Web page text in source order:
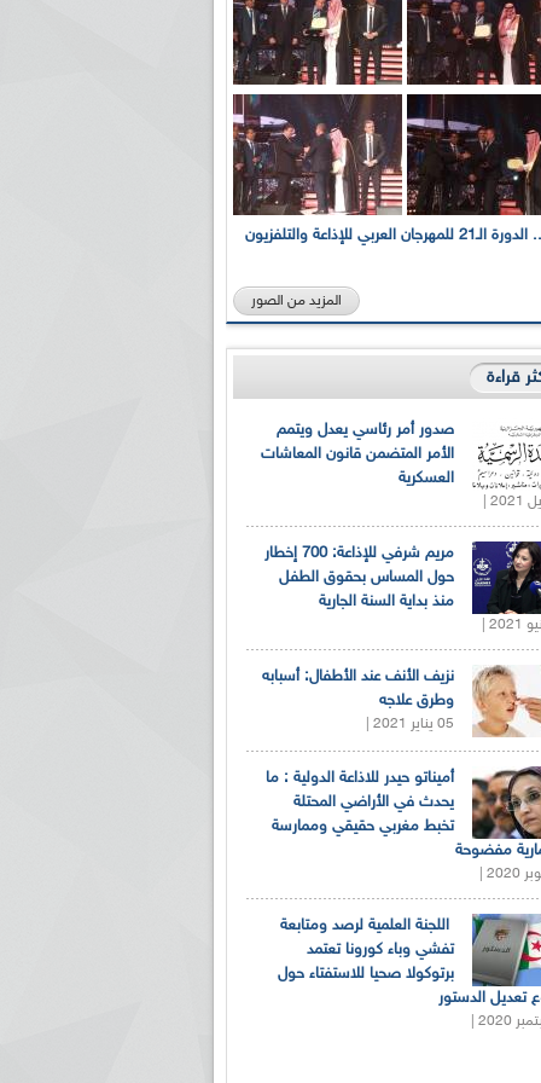
بالصور... الدورة الـ21 للمهرجان العربي للإذاعة والتلفزيون
المزيد من الصور
قراءة
صدور أمر رئاسي يعدل ويتمم
الأمر المتضمن قانون المعاشات
العسكرية
مريم شرفي للإذاعة: 700 إخطار
حول المساس بحقوق الطفل
منذ بداية السنة الجارية
نزيف الأنف عند الأطفال: أسبابه
وطرق علاجه
05 يناير 2021 |
أميناتو حيدر للاذاعة الدولية : ما
يحدث في الأراضي المحتلة
تخبط مغربي حقيقي وممارسة
مفضوحة
اللجنة العلمية لرصد ومتابعة
تفشي وباء كورونا تعتمد
برتوكولا صحيا للاستفتاء حول
تعديل الدستور